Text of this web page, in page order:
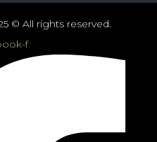
© All rights reserved.
f